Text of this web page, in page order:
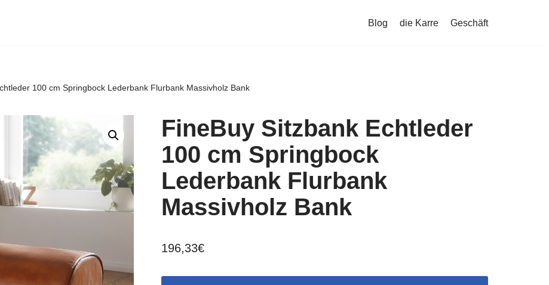
Blog die Karre Geschäft
100 cm Springbock Lederbank Flurbank Massivholz Bank
FineBuy Sitzbank Echtleder
100 cm Springbock
Lederbank Flurbank
Massivholz Bank
196,33€